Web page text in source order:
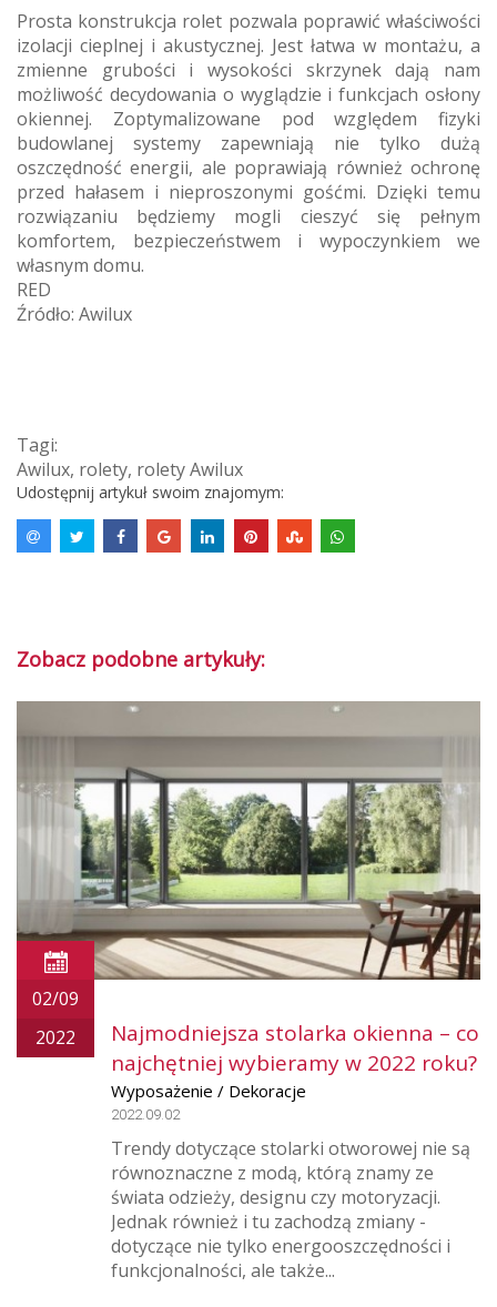
Prosta konstrukcja rolet pozwala poprawić właściwości
izolacji cieplnej i akustycznej. Jest łatwa w montażu, a
zmienne grubości i wysokości skrzynek dają nam
możliwość decydowania o wyglądzie i funkcjach osłony
okiennej. Zoptymalizowane pod względem fizyki
budowlanej systemy zapewniają nie tylko dużą
oszczędność energii, ale poprawiają również ochronę
przed hałasem i nieproszonymi gośćmi. Dzięki temu
rozwiązaniu będziemy mogli cieszyć się pełnym
komfortem, bezpieczeństwem i wypoczynkiem we
własnym domu.
RED
Źródło: Awilux
Tagi:
Awilux, rolety, rolety Awilux
Udostępnij artykuł swoim znajomym:
Zobacz podobne artykuły:
02/09
2022
Najmodniejsza stolarka okienna – co
najchętniej wybieramy w 2022 roku?
Wyposażenie / Dekoracje
2022.09.02
Trendy dotyczące stolarki otworowej nie są
równoznaczne z modą, którą znamy ze
świata odzieży, designu czy motoryzacji.
Jednak również i tu zachodzą zmiany -
dotyczące nie tylko energooszczędności i
funkcjonalności, ale także...